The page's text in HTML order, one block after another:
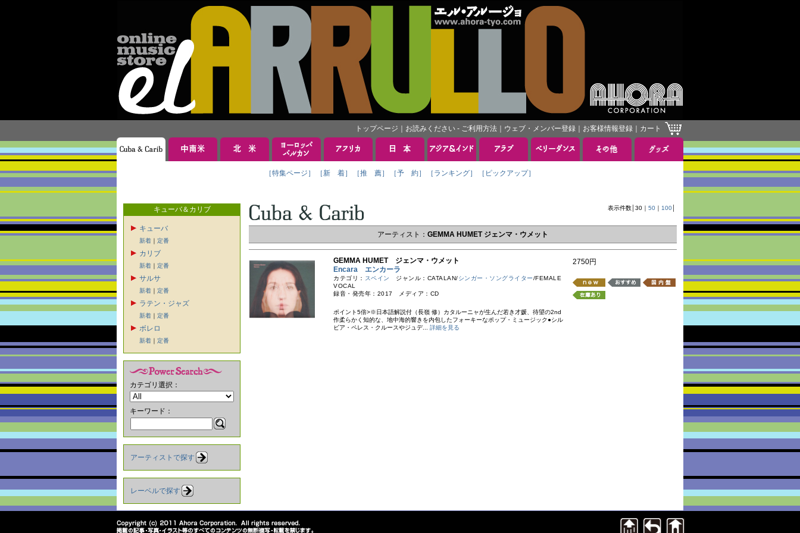
トップページ お読みください - ご利用方法 ウェブ・メンバー登録 お客様情報登録 カート
［特集ページ］ ［新 着］ ［推 薦］ ［予 約］ ［ランキング］ ［ピックアップ］
キューバ＆カリブ
キューバ
新着 ｜ 定番
カリブ
新着 ｜ 定番
サルサ
新着 ｜ 定番
ラテン・ジャズ
新着 ｜ 定番
ボレロ
新着 ｜ 定番
カテゴリ選択：
キーワード：
アーティストで探す
レーベルで探す
表示件数│ 30 ｜ 50 ｜ 100
アーティスト： GEMMA HUMET ジェンマ・ウメット
GEMMA HUMET ジェンマ・ウメット
Encara エンカーラ
カテゴリ： スペイン ジャンル：CATALAN/シンガー・ソングライター/FEMALE
VOCAL
録音・発売年：2017 メディア：CD
ポイント5倍>※日本語解説付（長嶺 修） カタルーニャが生んだ若き才媛、待望の2nd
作柔らかく知的な、地中海的響きを内包したフォーキーなポップ・ミュージック●シル
ビア・ペレス・クルースやジュデ... 詳細を見る
2750円